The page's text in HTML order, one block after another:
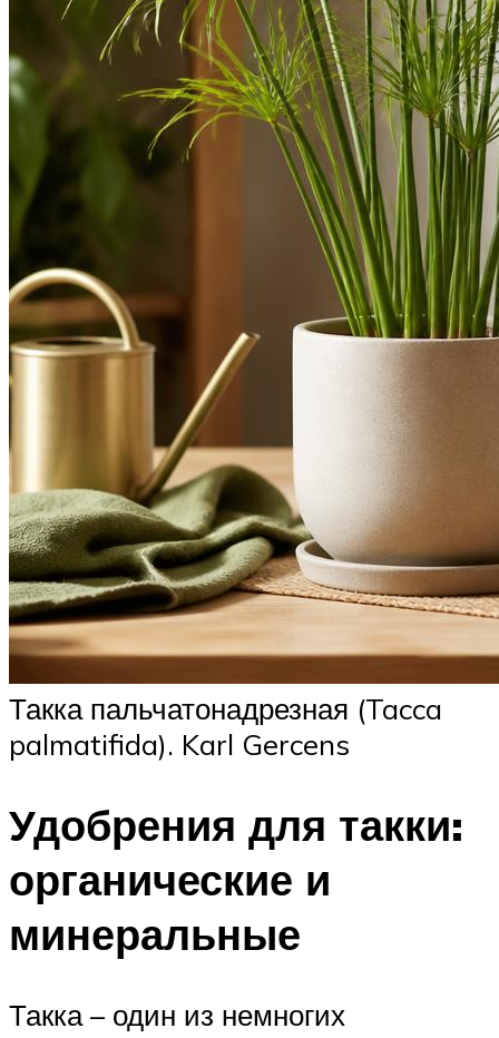
Такка пальчатонадрезная (Tacca
palmatifida). Karl Gercens
Удобрения для такки:
органические и
минеральные
Такка – один из немногих